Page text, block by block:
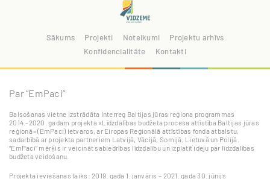
Sākums Projekti Noteikumi
Projektu arhīvs
Konfidencialitāte
Kontakti
Par “EmPaci”
Balsošanas vietne izstrādāta Interreg Baltijas jūras reģiona programmas
2014.-2020. gadam projekta «Līdzdalības budžeta procesa attīstība Baltijas jūras
reģionā» (EmPaci) ietvaros, ar Eiropas Reģionālā attīstības fonda atbalstu,
sadarbībā ar projekta partneriem Latvijā, Vācijā, Somijā, Lietuvā un Polijā.
“EmPaci” mērķis ir veicināt sabiedrības līdzdalību un izplatīt ideju par līdzdalības
budžeta veidošanu.
Projekta ieviešanas laiks: 2019. gada 1. janvāris – 2021. gada 30. jūnijs